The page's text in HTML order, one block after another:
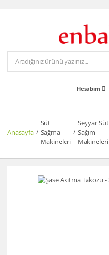
Hesabım
Anasayfa
Süt
Sağma
Makineleri
Seyyar Süt
Sağım
Makineleri